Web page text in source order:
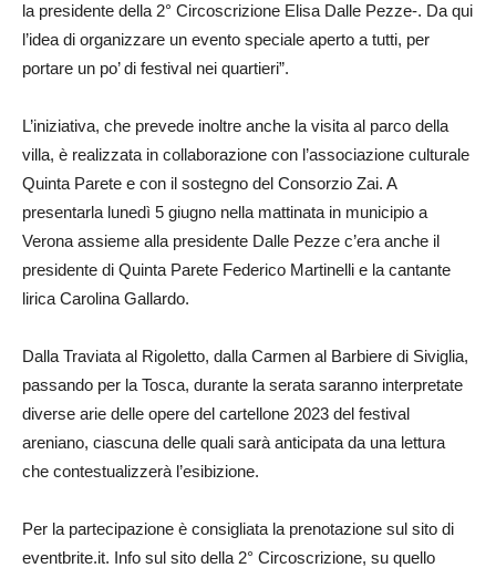
la presidente della 2° Circoscrizione Elisa Dalle Pezze-. Da qui
l’idea di organizzare un evento speciale aperto a tutti, per
portare un po’ di festival nei quartieri”.
L’iniziativa, che prevede inoltre anche la visita al parco della
villa, è realizzata in collaborazione con l’associazione culturale
Quinta Parete e con il sostegno del Consorzio Zai. A
presentarla lunedì 5 giugno nella mattinata in municipio a
Verona assieme alla presidente Dalle Pezze c’era anche il
presidente di Quinta Parete Federico Martinelli e la cantante
lirica Carolina Gallardo.
Dalla Traviata al Rigoletto, dalla Carmen al Barbiere di Siviglia,
passando per la Tosca, durante la serata saranno interpretate
diverse arie delle opere del cartellone 2023 del festival
areniano, ciascuna delle quali sarà anticipata da una lettura
che contestualizzerà l’esibizione.
Per la partecipazione è consigliata la prenotazione sul sito di
eventbrite.it. Info sul sito della 2° Circoscrizione, su quello